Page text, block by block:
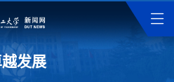
发展